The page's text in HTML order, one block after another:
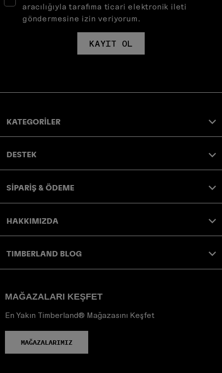
aracılığıyla tarafıma ticari elektronik ileti
göndermesine izin veriyorum.
KAYIT OL
KATEGORİLER
DESTEK
SİPARİŞ & ÖDEME
HAKKIMIZDA
TIMBERLAND BLOG
MAĞAZALARI KEŞFET
En Yakın Timberland® Mağazasını Keşfet
MAĞAZALARIMIZ